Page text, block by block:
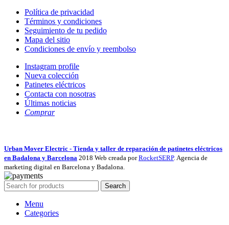
Política de privacidad
Términos y condiciones
Seguimiento de tu pedido
Mapa del sitio
Condiciones de envío y reembolso
Instagram profile
Nueva colección
Patinetes eléctricos
Contacta con nosotras
Últimas noticias
Comprar
Urban Mover Electric - Tienda y taller de reparación de patinetes eléctricos
en Badalona y Barcelona 2018 Web creada porRocketSERP. Agencia de
marketing digital en Barcelona y Badalona.
Search
Menu
Categories